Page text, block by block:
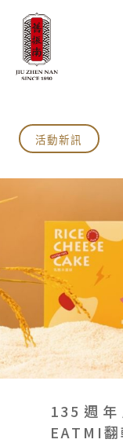
線上購物
活動新訊
135週
EATMI